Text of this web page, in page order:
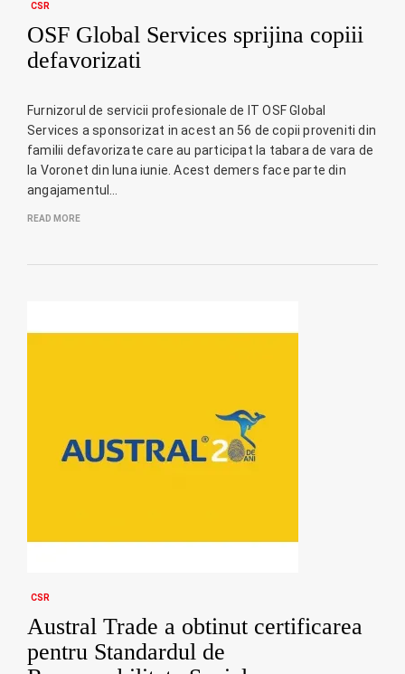
CSR
OSF Global Services sprijina copiii
defavorizati
Furnizorul de servicii profesionale de IT OSF Global
Services a sponsorizat in acest an 56 de copii proveniti din
familii defavorizate care au participat la tabara de vara de
la Voronet din luna iunie. Acest demers face parte din
angajamentul…
READ MORE
CSR
Austral Trade a obtinut certificarea
pentru Standardul de